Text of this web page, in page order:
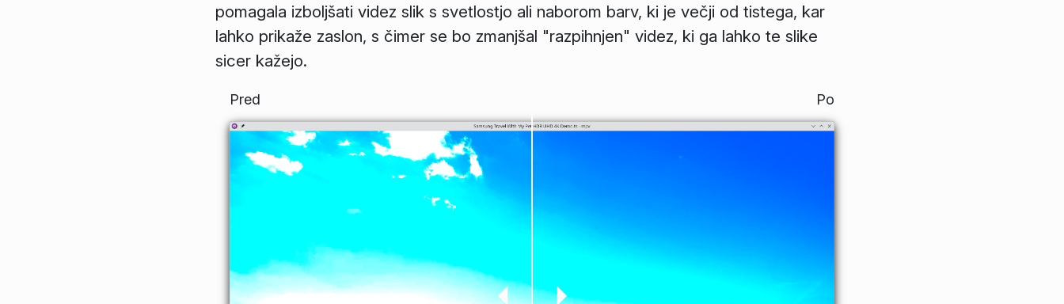
pomagala izboljšati videz slik s svetlostjo ali naborom barv, ki je večji od tistega, kar
lahko prikaže zaslon, s čimer se bo zmanjšal "razpihnjen" videz, ki ga lahko te slike
sicer kažejo.
Pred Po